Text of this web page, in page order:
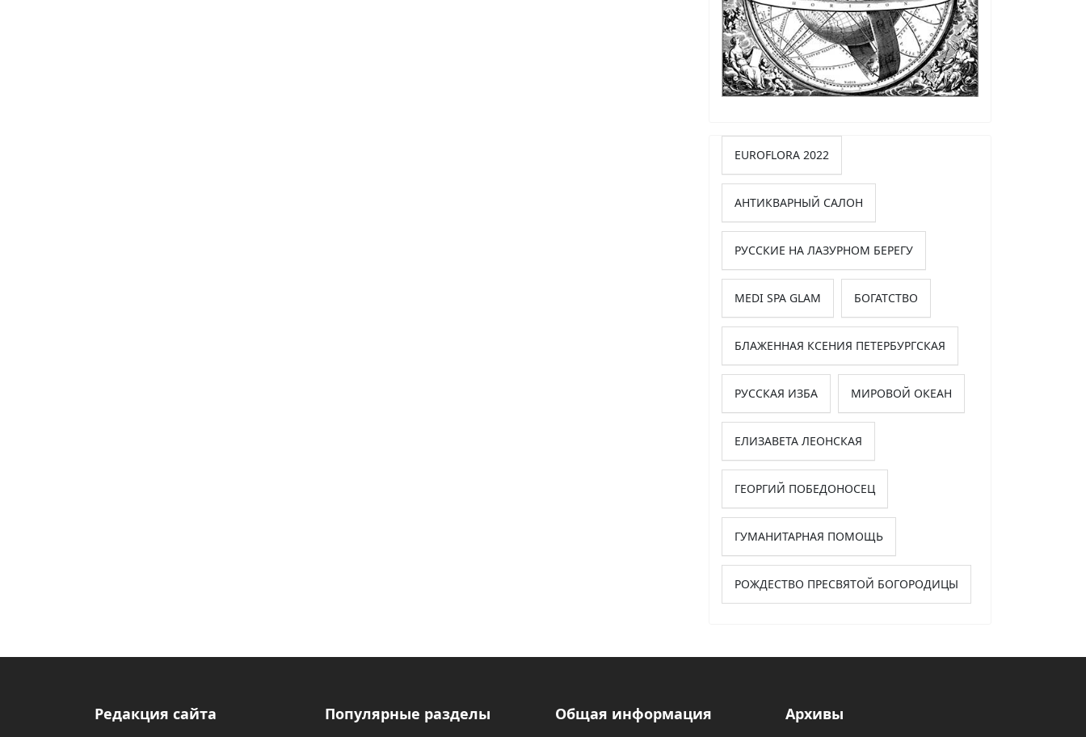
EUROFLORA 2022
АНТИКВАРНЫЙ САЛОН
РУССКИЕ НА ЛАЗУРНОМ БЕРЕГУ
MEDI SPA GLAM БОГАТСТВО
БЛАЖЕННАЯ КСЕНИЯ ПЕТЕРБУРГСКАЯ
РУССКАЯ ИЗБА МИРОВОЙ ОКЕАН
ЕЛИЗАВЕТА ЛЕОНСКАЯ
ГЕОРГИЙ ПОБЕДОНОСЕЦ
ГУМАНИТАРНАЯ ПОМОЩЬ
РОЖДЕСТВО ПРЕСВЯТОЙ БОГОРОДИЦЫ
Редакция сайта Популярные разделы Общая информация Архивы